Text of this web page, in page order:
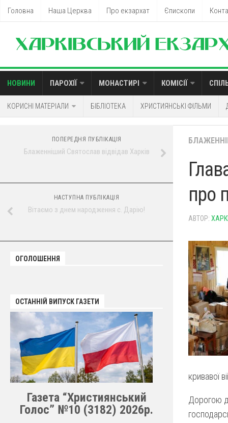
Головна Наша Церква Про екзархат Єпископи
НОВИНИ ПАРОХІЇ МОНАСТИРІ КОМІСІЇ
КОРИСНІ МАТЕРІАЛИ БІБЛІОТЕКА ХРИСТИЯНСЬКІ ФІЛЬМИ
про
АВТОР:
кривавої
Дорогою
ПОПЕРЕДНЯ ПУБЛІКАЦІЯ
Блаженніший Святослав відвідав Харків
НАСТУПНА ПУБЛІКАЦІЯ
Вітаємо з днем народження с. Дарію!
ОГОЛОШЕННЯ
ОСТАННІЙ ВИПУСК ГАЗЕТИ
Газета “Християнський
Голос” №10 (3182) 2026р.